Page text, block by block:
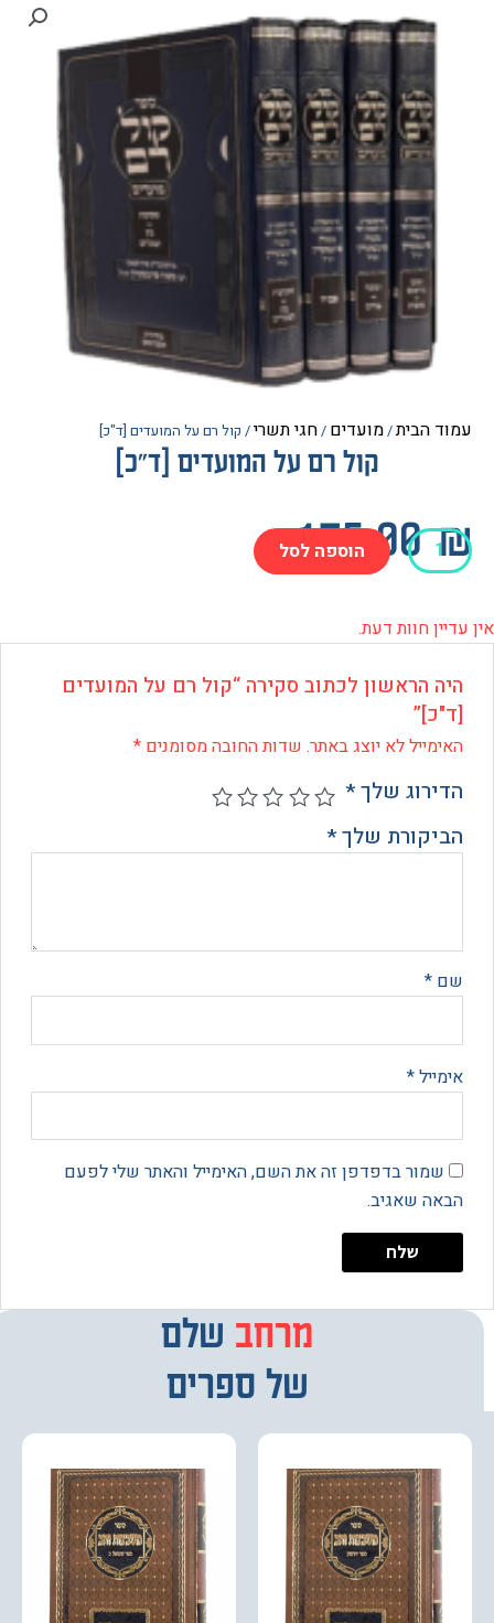
/מועדים/חגי תשרי/ קול רם על המועדים [ד"כ]
קול רם על המועדים [ד"כ]
הוספה לסל
חוות דעת.
הראשון לכתוב סקירה “קול רם על המועדים
לא יוצג באתר.שדות החובה מסומנים*
שלך*
שלך*
בדפדפן זה את השם, האימייל והאתר שלי לפעם
שאגיב.
מרחב
מבחרשלם
של ספרים